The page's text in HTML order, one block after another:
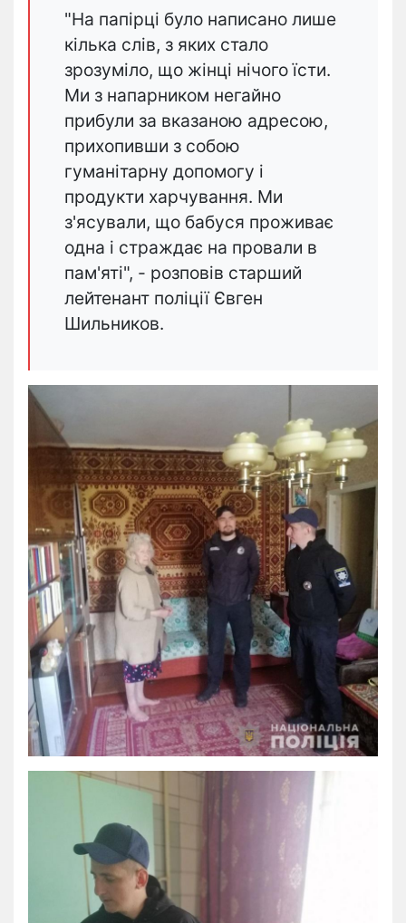
"На папірці було написано лише
кілька слів, з яких стало
зрозуміло, що жінці нічого їсти.
Ми з напарником негайно
прибули за вказаною адресою,
прихопивши з собою
гуманітарну допомогу і
продукти харчування. Ми
з'ясували, що бабуся проживає
одна і страждає на провали в
пам'яті", - розповів старший
лейтенант поліції Євген
Шильников.